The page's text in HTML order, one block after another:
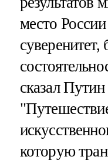
место
суверенитет,
сказал
которую